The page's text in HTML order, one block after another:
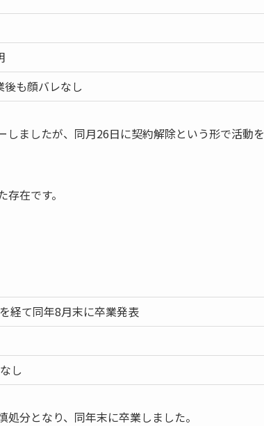
も顔バレなし
ましたが、同月26日に契約解除という形で活動
在です。
経て同年8月末に卒業発表
し
分となり、同年末に卒業しました。